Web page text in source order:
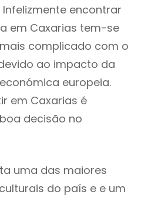
encontrar
em Caxarias tem-se
complicado com o
ao impacto da
europeia.
em Caxarias é
decisão no
uma das maiores
do país e e um